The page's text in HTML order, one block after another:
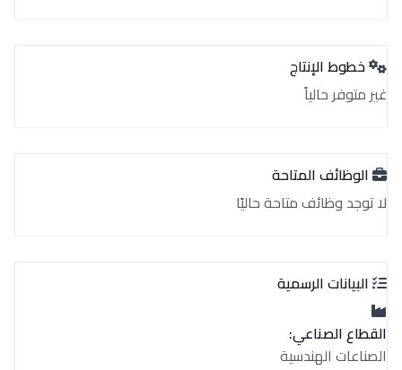
خطوط الإنتاج
غير متوفر حالياً
الوظائف المتاحة
لا توجد وظائف متاحة حاليًا
البيانات الرسمية
القطاع الصناعي:
الصناعات الهندسية